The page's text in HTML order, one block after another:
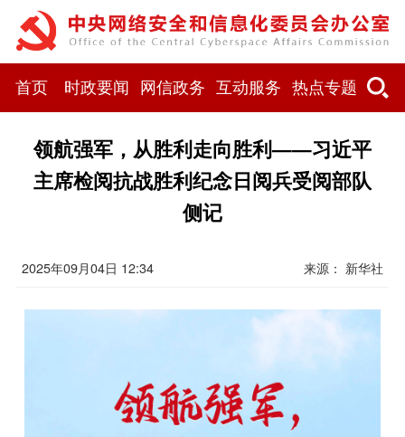
首页 时政要闻 网信政务 互动服务 热点专题
领航强军，从胜利走向胜利——习近平
主席检阅抗战胜利纪念日阅兵受阅部队
侧记
2025年09月04日 12:34 来源： 新华社